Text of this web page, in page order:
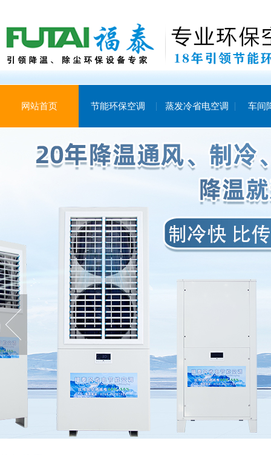
网站首页 节能环保空调 蒸发冷省电空调 车间